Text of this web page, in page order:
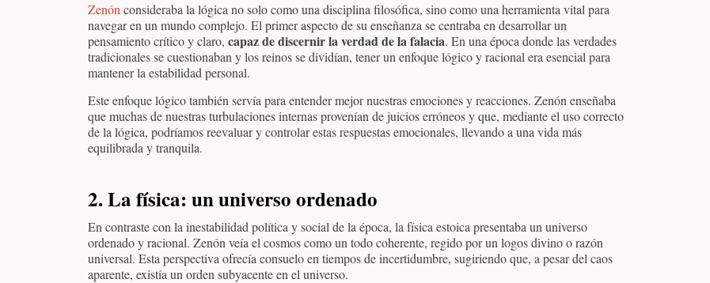
Zenónconsideraba la lógica no solo como una disciplina filosófica, sino como una herramienta vital para
navegar en un mundo complejo. El primer aspecto de su enseñanza se centraba en desarrollar un
pensamiento crítico y claro, capaz de discernir la verdad de la falacia. En una época donde las verdades
tradicionales se cuestionaban y los reinos se dividían, tener un enfoque lógico y racional era esencial para
mantener la estabilidad personal.
Este enfoque lógico también servía para entender mejor nuestras emociones y reacciones. Zenón enseñaba
que muchas de nuestras turbulaciones internas provenían de juicios erróneos y que, mediante el uso correcto
de la lógica, podríamos reevaluar y controlar estas respuestas emocionales, llevando a una vida más
equilibrada y tranquila.
2. La física: un universo ordenado
En contraste con la inestabilidad política y social de la época, la física estoica presentaba un universo
ordenado y racional. Zenón veía el cosmos como un todo coherente, regido por un logos divino o razón
universal. Esta perspectiva ofrecía consuelo en tiempos de incertidumbre, sugiriendo que, a pesar del caos
aparente, existía un orden subyacente en el universo.